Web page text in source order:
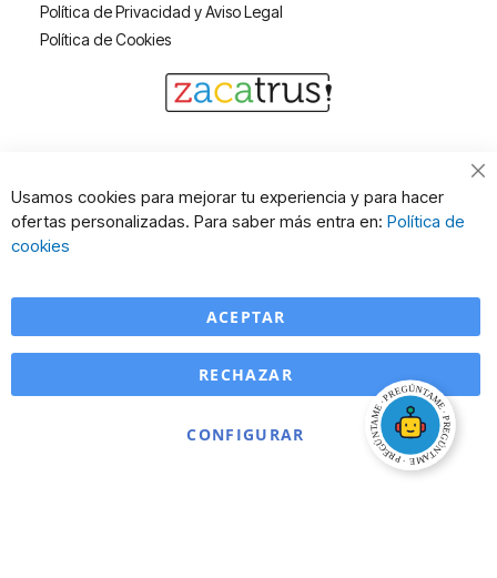
Política de Privacidad y Aviso Legal
Política de Cookies
Usamos cookies para mejorar tu experiencia y para hacer
ofertas personalizadas. Para saber más entra en: Política de
cookies
ACEPTAR
CONFIGURAR
RECHAZAR